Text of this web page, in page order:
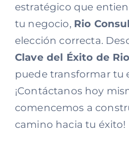
estratégico que
tu negocio, Rio
elección correcta.
Clave del Éxito de
puede transformar tu
¡Contáctanos hoy
comencemos a
camino hacia tu éxito!